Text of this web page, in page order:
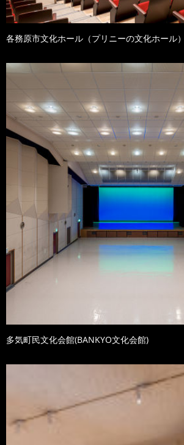
各務原市文化ホール（プリニーの文化ホール）
多気町民文化会館(BANKYO文化会館)